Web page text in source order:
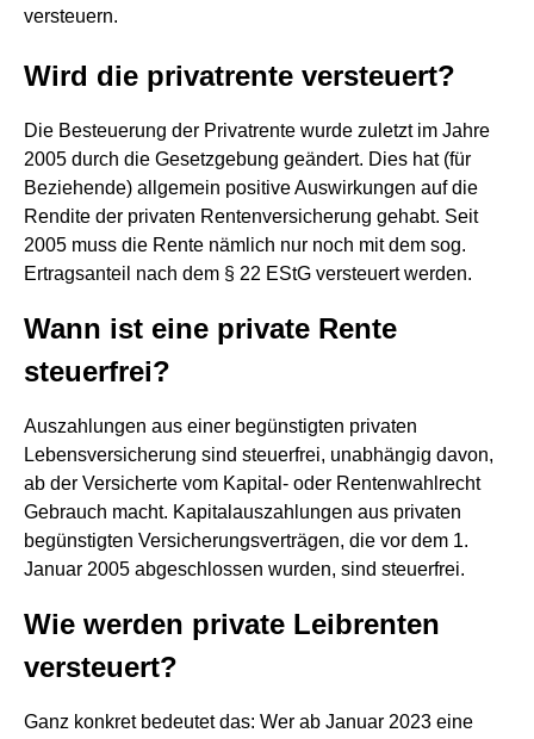
versteuern.
Wird die privatrente versteuert?
Die Besteuerung der Privatrente wurde zuletzt im Jahre
2005 durch die Gesetzgebung geändert. Dies hat (für
Beziehende) allgemein positive Auswirkungen auf die
Rendite der privaten Rentenversicherung gehabt. Seit
2005 muss die Rente nämlich nur noch mit dem sog.
Ertragsanteil nach dem § 22 EStG versteuert werden.
Wann ist eine private Rente
steuerfrei?
Auszahlungen aus einer begünstigten privaten
Lebensversicherung sind steuerfrei, unabhängig davon,
ab der Versicherte vom Kapital- oder Rentenwahlrecht
Gebrauch macht. Kapitalauszahlungen aus privaten
begünstigten Versicherungsverträgen, die vor dem 1.
Januar 2005 abgeschlossen wurden, sind steuerfrei.
Wie werden private Leibrenten
versteuert?
Ganz konkret bedeutet das: Wer ab Januar 2023 eine